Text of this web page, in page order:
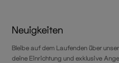
Neuigkeiten
Bleibe auf dem Laufenden über
deine Einrichtung und exklusive